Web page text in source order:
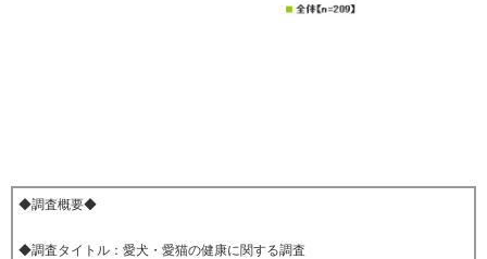
◆調査概要◆
◆調査タイトル：愛犬・愛猫の健康に関する調査